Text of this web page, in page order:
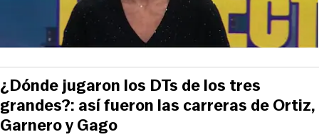
¿Dónde jugaron los DTs de los tres
grandes?: así fueron las carreras de Ortiz,
Garnero y Gago